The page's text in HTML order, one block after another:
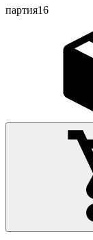
партия16